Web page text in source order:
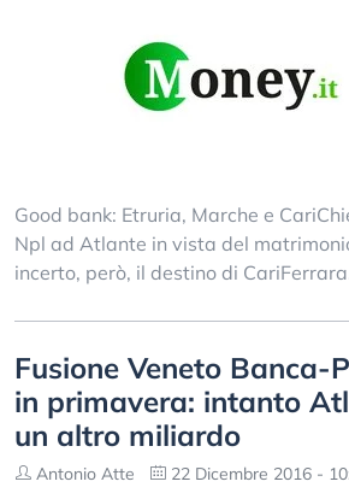
Good bank: Etruria, Marche e
Npl ad Atlante in vista del
incerto, però, il destino di
Fusione Veneto Banca-
in primavera: intanto
un altro miliardo
Antonio Atte 22 Dicembre 2016 -